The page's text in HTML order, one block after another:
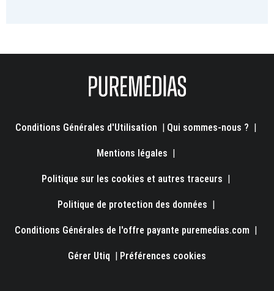
Conditions Générales d'Utilisation | Qui sommes-nous ? |
Mentions légales |
Politique sur les cookies et autres traceurs |
Politique de protection des données |
Conditions Générales de l'offre payante puremedias.com |
Gérer Utiq | Préférences cookies